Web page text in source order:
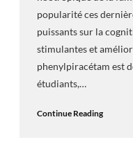
popularité ces
puissants sur la
stimulantes et
phenylpiracétam est
étudiants,…
Continue Reading